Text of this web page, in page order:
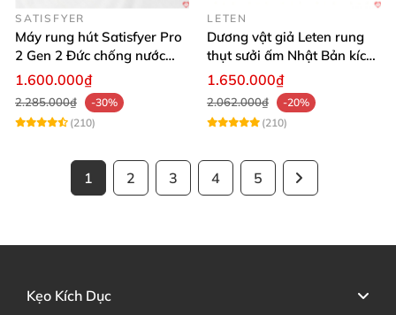
SATISFYER
Máy rung hút Satisfyer Pro
2 Gen 2 Đức chống nước
massage điểm G sạc pin
1.600.000₫
2.285.000₫
-30%
(210)
LETEN
Dương vật giả Leten rung
thụt sưởi ấm Nhật Bản kích
thích điểm G
1.650.000₫
2.062.000₫
-20%
(210)
1 2 3 4 5
Kẹo Kích Dục